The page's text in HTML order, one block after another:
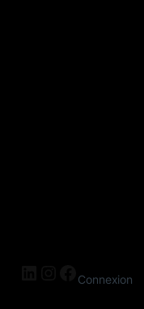
LinkedIn
Instagram
Connexion